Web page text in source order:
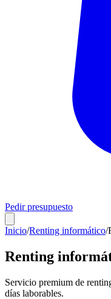
Pedir presupuesto
Inicio/Renting informático/
Renting
Servicio premium de
días laborables.